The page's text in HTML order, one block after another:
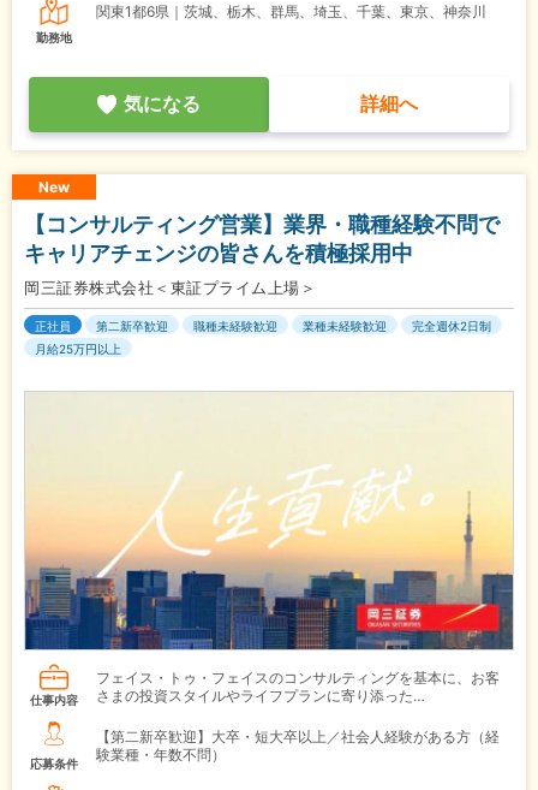
勤務地
関東1都6県｜茨城、栃木、群馬、埼玉、千葉、東京、神奈川
気になる 詳細へ
New
【コンサルティング営業】業界・職種経験不問で
キャリアチェンジの皆さんを積極採用中
岡三証券株式会社＜東証プライム上場＞
正社員 第二新卒歓迎 職種未経験歓迎 業種未経験歓迎
完全週休2日制
月給25万円以上
仕事内容
フェイス・トゥ・フェイスのコンサルティングを基本に、お客
さまの投資スタイルやライフプランに寄り添った…
応募条件
【第二新卒歓迎】大卒・短大卒以上／社会人経験がある方（経
験業種・年数不問）